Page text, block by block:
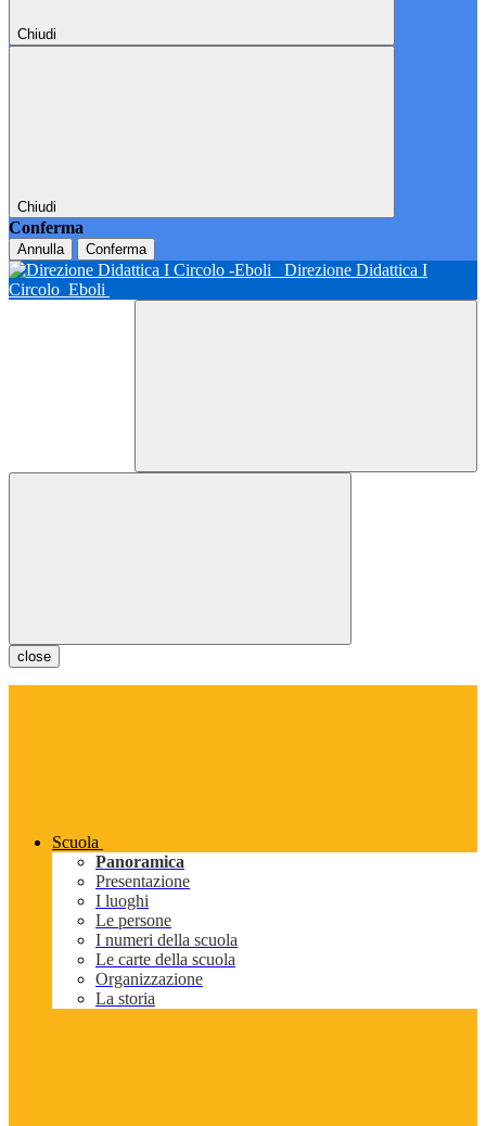
Chiudi
Chiudi
Conferma
Annulla Conferma
Direzione Didattica I
Circolo Eboli
close
Scuola
Panoramica
Presentazione
I luoghi
Le persone
I numeri della scuola
Le carte della scuola
Organizzazione
La storia